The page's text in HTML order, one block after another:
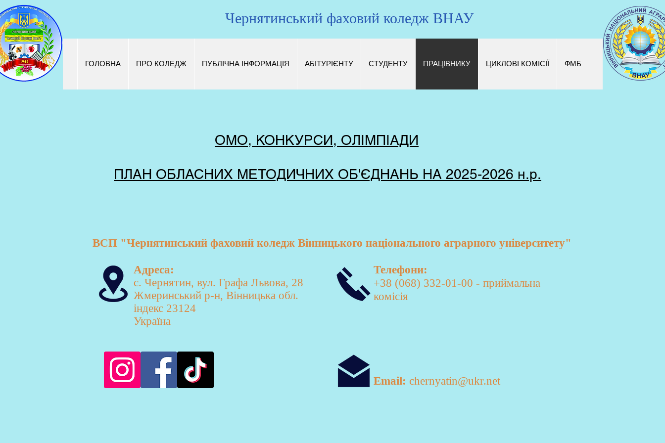
Чернятинський фаховий коледж ВНАУ
ГОЛОВНА ПРО КОЛЕДЖ ПУБЛІЧНА ІНФОРМАЦІЯ АБІТУРІЄНТУ СТУДЕНТУ ПРАЦІВНИКУ ЦИКЛОВІ КОМІСІЇ ФМБ
ОМО, КОНКУРСИ, ОЛІМПІАДИ
ПЛАН ОБЛАСНИХ МЕТОДИЧНИХ ОБ'ЄДНАНЬ НА 2025-2026 н.р.
ВСП "Чернятинський фаховий коледж Вінницького національного аграрного університету"
Адреса:
с. Чернятин, вул. Графа Львова, 28
Жмеринський р-н, Вінницька обл.
індекс 23124
Україна
Телефони:
+38 (068) 332-01-00 - приймальна
комісія
Email: chernyatin@ukr.net